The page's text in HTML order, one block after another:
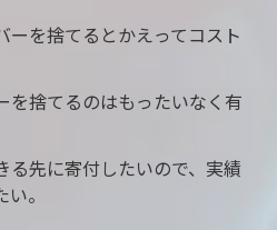
ーを捨てるとかえってコスト
を捨てるのはもったいなく有
る先に寄付したいので、実績
。